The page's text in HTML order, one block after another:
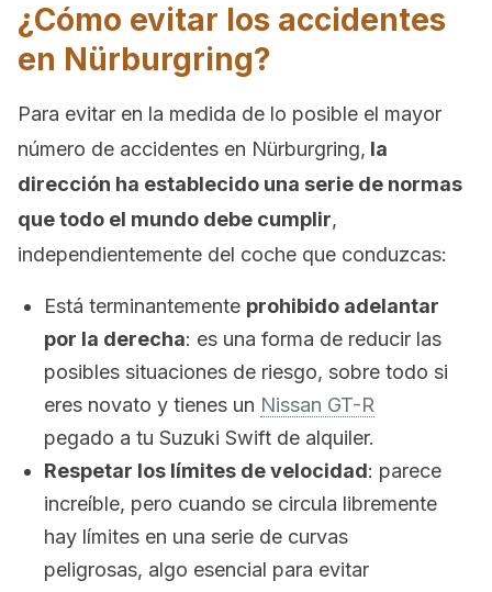
¿Cómo evitar los accidentes
en Nürburgring?
Para evitar en la medida de lo posible el mayor
número de accidentes en Nürburgring, la
dirección ha establecido una serie de normas
que todo el mundo debe cumplir,
independientemente del coche que conduzcas:
Está terminantemente prohibido adelantar
por la derecha: es una forma de reducir las
posibles situaciones de riesgo, sobre todo si
eres novato y tienes un Nissan GT-R
pegado a tu Suzuki Swift de alquiler.
Respetar los límites de velocidad: parece
increíble, pero cuando se circula libremente
hay límites en una serie de curvas
peligrosas, algo esencial para evitar